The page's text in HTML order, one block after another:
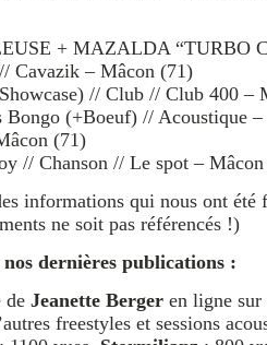
+ MAZALDA “TURBO
Cavazik – Mâcon (71)
// Club // Club 400 –
(+Boeuf) // Acoustique –
(71)
// Chanson // Le spot –
informations qui nous ont
ne soit pas référencés !)
dernières publications :
de Jeanette Berger en ligne
freestyles et sessions